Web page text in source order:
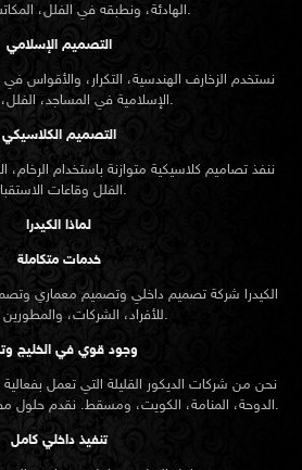
الهادئة، ونطبقه في الفلل، المكاتب، والصالات.
التصميم الإسلامي
نستخدم الزخارف الهندسية، التكرار، والأقواس
الإسلامية في المساجد، الفلل، والمطاعم.
التصميم الكلاسيكي
ننفذ تصاميم كلاسيكية متوازنة باستخدام
الفلل وقاعات الاستقبال.
لماذا الكيدرا
خدمات متكاملة
الكيدرا شركة تصميم داخلي وتصميم معماري
للأفراد، الشركات، والمطورين العقاريين.
وجود قوي في الخليج
نحن من شركات الديكور القليلة التي تعمل
الدوحة، المنامة، الكويت، ومسقط. نقدم حلول مصممة لتناسب السوق المحلي.
تنفيذ داخلي كامل